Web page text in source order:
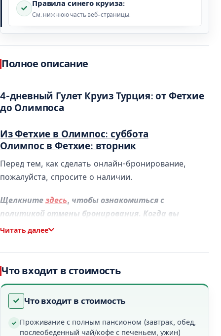
Правила синего круиза:
См. нижнюю часть веб-страницы.
Полное описание
4-дневный Гулет Круиз Турция: от Фетхие
до Олимпоса
Из Фетхие в Олимпос: суббота
Олимпос в Фетхие: вторник
Перед тем, как сделать онлайн-бронирование,
пожалуйста, спросите о наличии.
Щелкните здесь, чтобы ознакомиться с
политикой отмены бронирования. Когда вы
бронируете синий круиз, вы принимаете условия
Тур заканчивается в порту Демре. Услуга трансфера
до Олимпоса не предоставляется. Расстояние между
портом Демре и Олимпосом составляет 82 км. Тур
из Демре в Фетхие начинается из гавани Демре.
Голубое путешествие Фетхие на Олимпос, которое
Читать далее
Что входит в стоимость
Что входит в стоимость
Проживание с полным пансионом (завтрак, обед,
послеобеденный чай/кофе с печеньем, ужин)